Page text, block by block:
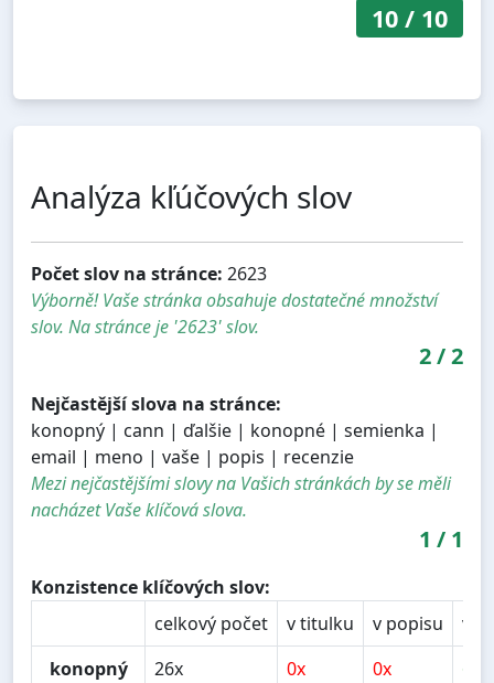
10/ 10
Analýza kľúčových slov
Počet slov na stránce: 2623
Výborně! Vaše stránka obsahuje dostatečné množství
slov. Na stránce je '2623' slov.
2/2
Nejčastější slova na stránce:
konopný | cann | ďalšie | konopné | semienka |
email | meno | vaše | popis | recenzie
Mezi nejčastějšími slovy na Vašich stránkách by se měli
nacházet Vaše klíčová slova.
1 / 1
Konzistence klíčových slov:
celkový počet
v titulku v popisu
v
konopný
26x 0x 0x